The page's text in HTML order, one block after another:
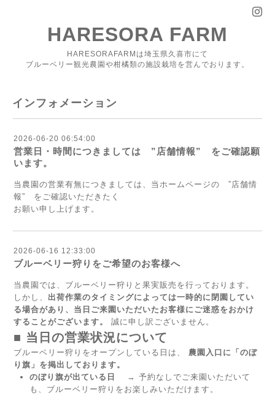
HARESORA FARM
HARESORAFARMは埼玉県久喜市にて
ブルーベリー観光農園や柑橘類の施設栽培を営んでおります。
インフォメーション
2026-06-20 06:54:00
営業日・時間につきましては ”店舗情報” をご確認願
います。
当農園の営業有無につきましては、当ホームページの ”店舗情
報” をご確認いただきたく
お願い申し上げます。
2026-06-16 12:33:00
ブルーベリー狩りをご希望のお客様へ
当農園では、ブルーベリー狩りと果実販売を行っております。
しかし、 出荷作業のタイミングによっては一時的に閉園してい
る場合があり、当日ご来園いただいたお客様にご迷惑をおかけ
することがございます。
誠に申し訳ございません。
■ 当日の営業状況について
ブルーベリー狩りをオープンしている日は、 農園入口に「のぼ
り旗」を掲出しております。
のぼり旗が出ている日
→ 予約なしでご来園いただいて
も、ブルーベリー狩りをお楽しみいただけます。